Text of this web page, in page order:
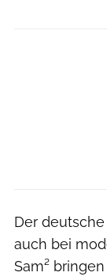
Der
auch bei
Sam²